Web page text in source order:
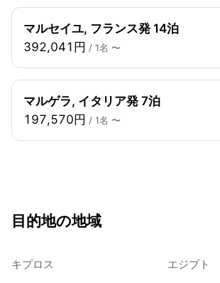
マルセイユ, フランス発 14泊
392,041円 / 1名 〜
マルゲラ, イタリア発 7泊
197,570円 / 1名 〜
目的地の地域
キプロス エジプト